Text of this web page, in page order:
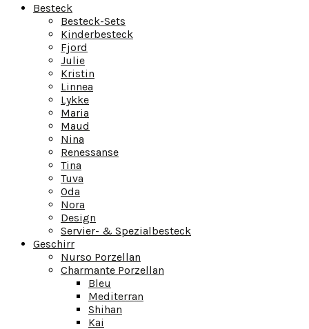
Besteck
Besteck-Sets
Kinderbesteck
Fjord
Julie
Kristin
Linnea
Lykke
Maria
Maud
Nina
Renessanse
Tina
Tuva
Oda
Nora
Design
Servier- & Spezialbesteck
Geschirr
Nurso Porzellan
Charmante Porzellan
Bleu
Mediterran
Shihan
Kai